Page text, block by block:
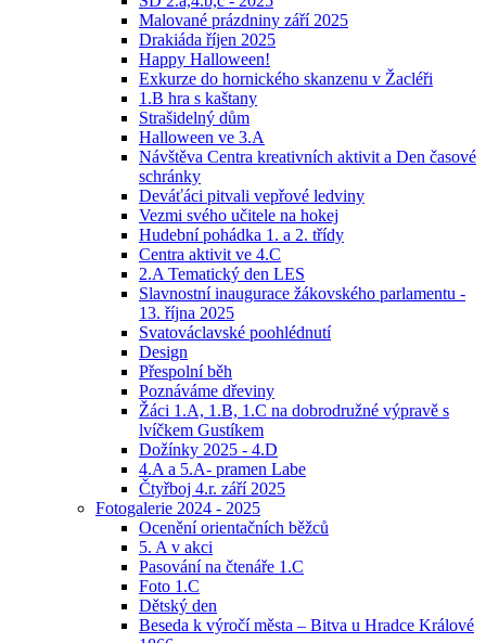
Malované prázdniny září 2025
Drakiáda říjen 2025
Happy Halloween!
Exkurze do hornického skanzenu v Žacléři
1.B hra s kaštany
Strašidelný dům
Halloween ve 3.A
Návštěva Centra kreativních aktivit a Den časové
schránky
Deváťáci pitvali vepřové ledviny
Vezmi svého učitele na hokej
Hudební pohádka 1. a 2. třídy
Centra aktivit ve 4.C
2.A Tematický den LES
Slavnostní inaugurace žákovského parlamentu -
13. října 2025
Svatováclavské poohlédnutí
Design
Přespolní běh
Poznáváme dřeviny
Žáci 1.A, 1.B, 1.C na dobrodružné výpravě s
lvíčkem Gustíkem
Dožínky 2025 - 4.D
4.A a 5.A- pramen Labe
Čtyřboj 4.r. září 2025
Fotogalerie 2024 - 2025
Ocenění orientačních běžců
5. A v akci
Pasování na čtenáře 1.C
Foto 1.C
Dětský den
Beseda k výročí města – Bitva u Hradce Králové